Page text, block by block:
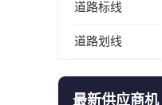
道路标线
道路划线
最新供应商机